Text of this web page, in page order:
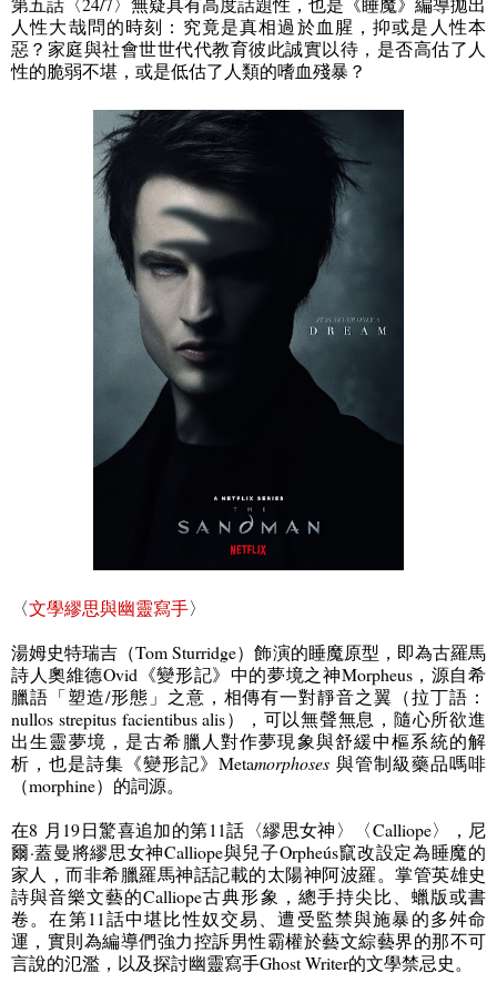
人性大哉問的時刻：究竟是真相過於血腥，抑或是人性本
惡？家庭與社會世世代代教育彼此誠實以待，是否高估了人
性的脆弱不堪，或是低估了人類的嗜血殘暴？
〈文學繆思與幽靈寫手〉
湯姆史特瑞吉（Tom Sturridge）飾演的睡魔原型，即為古羅馬
詩人奧維德Ovid 《變形記》中的夢境之神Morpheus，源自希
臘語「塑造/形態」之意，相傳有一對靜音之翼（拉丁語：
nullos strepitus facientibus alis），可以無聲無息，隨心所欲進
出生靈夢境，是古希臘人對作夢現象與舒緩中樞系統的解
析，也是詩集《變形記》 Metamorphoses 與管制級藥品嗎啡
（morphine）的詞源。
在8 月 19日驚喜追加的第11話〈繆思女神〉〈Calliope〉，尼
爾·蓋曼將繆思女神Calliope與兒子Orpheús竄改設定為睡魔的
家人，而非希臘羅馬神話記載的太陽神阿波羅。掌管英雄史
詩與音樂文藝的Calliope古典形象，總手持尖比、蠟版或書
卷。在第11話中堪比性奴交易、遭受監禁與施暴的多舛命
運，實則為編導們強力控訴男性霸權於藝文綜藝界的那不可
言說的氾濫，以及探討幽靈寫手Ghost Writer的文學禁忌史。